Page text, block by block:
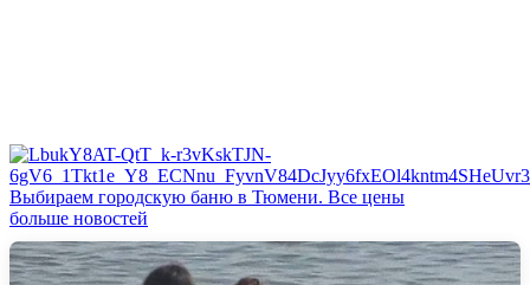
Выбираем городскую баню в Тюмени. Все цены
больше новостей